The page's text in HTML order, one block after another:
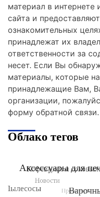
материал в интернете
сайта и
ознакомительных
принадлежат их
ответственности за
несет. Если Вы
материалы, которые
принадлежащие Вам,
организации,
форму обратной связи.
Облако тегов